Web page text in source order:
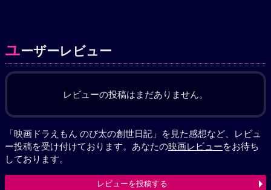
ユーザーレビュー
レビューの投稿はまだありません。
「映画ドラえもん のび太の創世日記」を見た感想など、レビュ
ー投稿を受け付けております。あなたの映画レビューをお待ち
しております。
レビューを投稿する